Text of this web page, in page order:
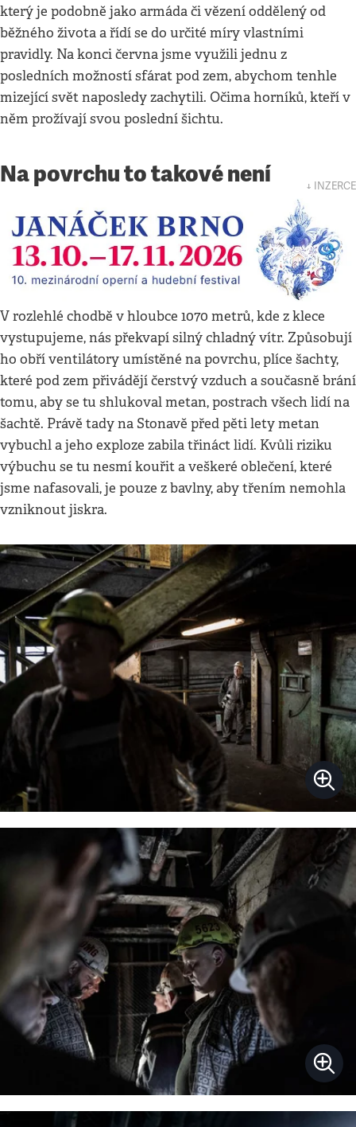
který je podobně jako armáda či vězení oddělený od
běžného života a řídí se do určité míry vlastními
pravidly. Na konci června jsme využili jednu z
posledních možností sfárat pod zem, abychom tenhle
mizející svět naposledy zachytili. Očima horníků, kteří v
něm prožívají svou poslední šichtu.
Na povrchu to takové není ↓ INZERCE
V rozlehlé chodbě v hloubce 1070 metrů, kde z klece
vystupujeme, nás překvapí silný chladný vítr. Způsobují
ho obří ventilátory umístěné na povrchu, plíce šachty,
které pod zem přivádějí čerstvý vzduch a současně brání
tomu, aby se tu shlukoval metan, postrach všech lidí na
šachtě. Právě tady na Stonavě před pěti lety metan
vybuchl a jeho exploze zabila třináct lidí. Kvůli riziku
výbuchu se tu nesmí kouřit a veškeré oblečení, které
jsme nafasovali, je pouze z bavlny, aby třením nemohla
vzniknout jiskra.